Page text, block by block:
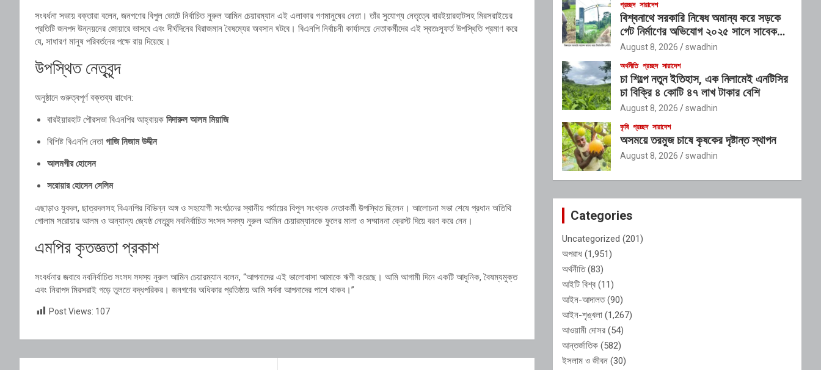
সংবর্ধনা সভায় বক্তারা বলেন, জনগণের বিপুল ভোটে নির্বাচিত নুরুল আমিন চেয়ারম্যান এই এলাকার গণমানুষের নেতা। তাঁর সুযোগ্য নেতৃত্বে বারইয়ারহাটসহ মিরসরাইয়ের
প্রতিটি জনপদ উন্নয়নের জোয়ারে ভাসবে এবং দীর্ঘদিনের বিরাজমান বৈষম্যের অবসান ঘটবে। বিএনপি নির্বাচনী কার্যালয়ে নেতাকর্মীদের এই স্বতঃস্ফূর্ত উপস্থিতি প্রমাণ করে
যে, সাধারণ মানুষ পরিবর্তনের পক্ষে রায় দিয়েছে।
উপস্থিত নেতৃবৃন্দ
অনুষ্ঠানে গুরুত্বপূর্ণ বক্তব্য রাখেন:
বারইয়ারহাট পৌরসভা বিএনপির আহ্বায়ক দিদারুল আলম মিয়াজি
বিশিষ্ট বিএনপি নেতা গাজি নিজাম উদ্দীন
আলমগীর হোসেন
সরোয়ার হোসেন সেলিম
এছাড়াও যুবদল, ছাত্রদলসহ বিএনপির বিভিন্ন অঙ্গ ও সহযোগী সংগঠনের স্থানীয় পর্যায়ের বিপুল সংখ্যক নেতাকর্মী উপস্থিত ছিলেন। আলোচনা সভা শেষে প্রধান অতিথি
গোলাম সরোয়ার আলম ও অন্যান্য জ্যেষ্ঠ নেতৃবৃন্দ নবনির্বাচিত সংসদ সদস্য নুরুল আমিন চেয়ারম্যানকে ফুলের মালা ও সম্মাননা ক্রেস্ট দিয়ে বরণ করে নেন।
এমপির কৃতজ্ঞতা প্রকাশ
সংবর্ধনার জবাবে নবনির্বাচিত সংসদ সদস্য নুরুল আমিন চেয়ারম্যান বলেন, “আপনাদের এই ভালোবাসা আমাকে ঋণী করেছে। আমি আগামী দিনে একটি আধুনিক, বৈষম্যমুক্ত
এবং নিরাপদ মিরসরাই গড়ে তুলতে বদ্ধপরিকর। জনগণের অধিকার প্রতিষ্ঠায় আমি সর্বদা আপনাদের পাশে থাকব।”
Post Views: 107
প্রচ্ছদ সারাদেশ
বিশ্বনাথে সরকারি নিষেধ অমান্য করে সড়কে
গেট নির্মাণের অভিযোগ ২০২৫ সালে সাবেক
এমপি ইলিয়াস আলীর নামে নামফলক স্থাপনের
অভিযোগ
August 8, 2026 swadhin
অর্থনীতি প্রচ্ছদ সারাদেশ
চা শিল্পে নতুন ইতিহাস, এক নিলামেই এনটিসির
চা বিক্রি ৪ কোটি ৪৭ লাখ টাকার বেশি
August 8, 2026 swadhin
কৃষি প্রচ্ছদ সারাদেশ
অসময়ে তরমুজ চাষে কৃষকের দৃষ্টান্ত স্থাপন
August 8, 2026 swadhin
Categories
Uncategorized (201)
অপরাধ (1,951)
অর্থনীতি(83)
আইটি বিশ্ব (11)
আইন-আদালত(90)
আইন-শৃঙ্খলা (1,267)
আওয়ামী দোসর (54)
আন্তর্জাতিক (582)
ইসলাম ও জীবন (30)